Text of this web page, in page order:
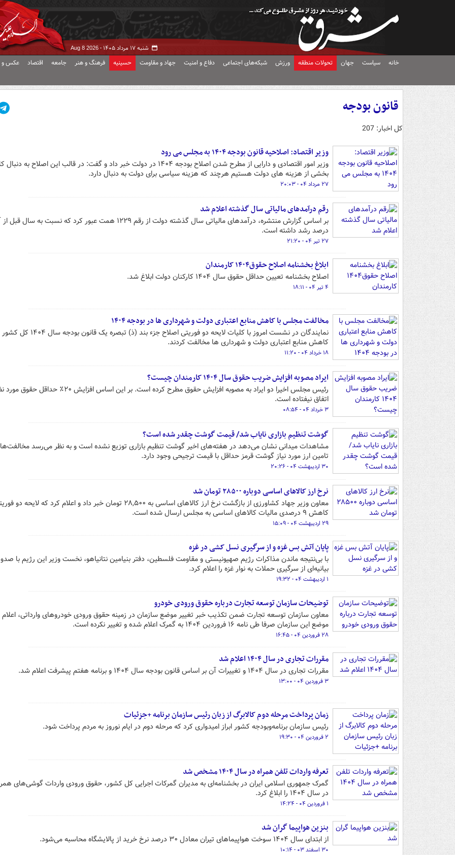
شنبه ۱۷ مرداد ۱۴۰۵ - Aug 8 2026
خانه سیاست جهان تحولات منطقه ورزش شبکه‌های اجتماعی دفاع و امنیت جهاد و مقاومت حسینیه فرهنگ و هنر جامعه اقتصاد عکس و
قانون بودجه
کل اخبار: 207
وزیر اقتصاد: اصلاحیه قانون بودجه ۱۴۰۴ به مجلس می رود
وزیر امور اقتصادی و دارایی از مطرح شدن اصلاح بودجه ۱۴۰۴ در دولت خبر داد و گفت: در قالب این اصلاح به
بخشی از هزینه های دولت هستیم هرچند که هزینه سیاسی برای دولت به دنبال دارد.
۲۷ مرداد ۰۴ - ۲۰:۰۳
رقم درآمدهای مالیاتی سال گذشته اعلام شد
درصد رشد داشته است.
۲۷ تیر ۰۴ - ۲۱:۲۰
ابلاغ بخشنامه اصلاح حقوق۱۴۰۴ کارمندان
اصلاح بخشنامه تعیین حداقل حقوق سال ۱۴۰۴ کارکنان دولت ابلاغ شد.
۴ تیر ۰۴ - ۱۸:۱۱
مخالفت مجلس با کاهش منابع اعتباری دولت و شهرداری ها در بودجه ۱۴۰۴
نمایندگان در نشست امروز با کلیات لایحه دو فوریتی اصلاح
کاهش منابع اعتباری دولت و شهرداری ها مخالفت کردند.
۱۸ خرداد ۰۴ - ۱۱:۲۰
ایراد مصوبه افزایش ضریب حقوق سال ۱۴۰۴ کارمندان چیست؟
رئیس مجلس اخیرا دو ایراد به مصوبه افزایش حقوق مطرح کرده است. بر این اساس
اتفاق نیفتاده است.
۳ خرداد ۰۴ - ۰۸:۵۴
گوشت تنظیم بازاری نایاب شد/ قیمت گوشت چقدر شده است؟
مشاهدات میدانی نشان می‌دهد در هفته‌های اخیر گوشت‌ تنظیم بازاری توزیع نشده است و به نظر می‌رسد
تامین ارز مورد نیاز گوشت قرمز حداقل با قیمت ترجیحی وجود دارد.
۳۰ اردیبهشت ۰۴ - ۲۰:۲۶
نرخ ارز کالاهای اساسی دوباره ۲۸۵۰۰ تومان شد
معاون وزیر جهاد کشاورزی از بازگشت نرخ ارز کالاهای اساسی به ۲۸,۵۰۰ تومان خبر داد و اعلام کرد که لایحه دو
کاهش ۹ درصدی مالیات کالاهای اساسی به مجلس ارسال شده است.
۲۹ اردیبهشت ۰۴ - ۱۵:۰۹
پایان آتش بس غزه و از سرگیری نسل کشی در غزه
با بی‌نتیجه ماندن مذاکرات رژیم صهیونیستی و مقاومت فلسطین، دفتر بنیامین نتانیاهو، نخست وزیر این رژیم با
بیانیه‌ای از سرگیری حملات به نوار غزه را اعلام کرد.
۱ اردیبهشت ۰۴ - ۱۹:۳۲
توضیحات سازمان توسعه تجارت درباره حقوق ورودی خودرو
معاون سازمان توسعه تجارت ضمن تکذیب خبر تغییر موضع سازمان در زمینه حقوق ورودی خودروهای وارداتی، اعلام
موضع این سازمان صرفا طی نامه ۱۶ فروردین ۱۴۰۴ به گمرک اعلام شده و تغییر نکرده است.
۲۸ فروردین ۰۴ - ۱۶:۴۵
مقررات تجاری در سال ۱۴۰۴ اعلام شد
مقررات تجاری در سال ۱۴۰۴ و تغییرات آن بر اساس قانون بودجه سال ۱۴۰۴ و برنامه هفتم پیشرفت اعلام شد.
۳ فروردین ۰۴ - ۱۳:۰۰
زمان پرداخت مرحله دوم کالابرگ از زبان رئیس سازمان برنامه‌ +جزئیات
رئیس سازمان برنامه‌وبودجه کشور ابراز امیدواری کرد که مرحله دوم در ایام نوروز به مردم پرداخت شود.
۲ فروردین ۰۴ - ۱۹:۳۰
تعرفه واردات تلفن همراه در سال ۱۴۰۴ مشخص شد
گمرک جمهوری اسلامی ایران در بخشنامه‌ای به مدیران گمرکات اجرایی کل کشور، حقوق ورودی واردات گوشی‌های
در سال ۱۴۰۴ را ابلاغ کرد.
۱ فروردین ۰۴ - ۱۴:۲۴
بنزین هواپیما گران شد
از ابتدای سال ۱۴۰۴ سوخت هواپیماهای تیران معادل ۳۰ درصد نرخ خرید از پالایشگاه محاسبه می‌شود.
۳۰ اسفند ۰۳ - ۱۰:۱۴